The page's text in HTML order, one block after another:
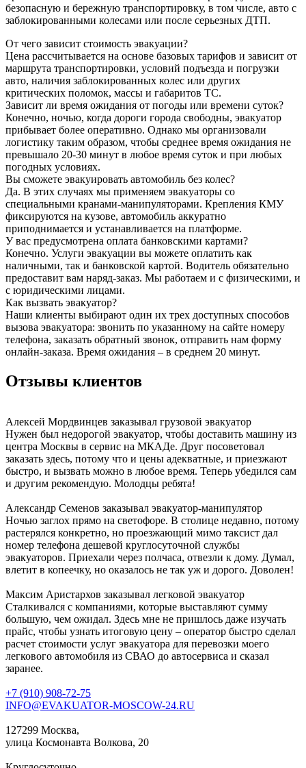
безопасную и бережную транспортировку, в том числе, авто с
заблокированными колесами или после серьезных ДТП.
От чего зависит стоимость эвакуации?
Цена рассчитывается на основе базовых тарифов и зависит от
маршрута транспортировки, условий подъезда и погрузки
авто, наличия заблокированных колес или других
критических поломок, массы и габаритов ТС.
Зависит ли время ожидания от погоды или времени суток?
Конечно, ночью, когда дороги города свободны, эвакуатор
прибывает более оперативно. Однако мы организовали
логистику таким образом, чтобы среднее время ожидания не
превышало 20-30 минут в любое время суток и при любых
погодных условиях.
Вы сможете эвакуировать автомобиль без колес?
Да. В этих случаях мы применяем эвакуаторы со
специальными кранами-манипуляторами. Крепления КМУ
фиксируются на кузове, автомобиль аккуратно
приподнимается и устанавливается на платформе.
У вас предусмотрена оплата банковскими картами?
Конечно. Услуги эвакуации вы можете оплатить как
наличными, так и банковской картой. Водитель обязательно
предоставит вам наряд-заказ. Мы работаем и с физическими, и
с юридическими лицами.
Как вызвать эвакуатор?
Наши клиенты выбирают один их трех доступных способов
вызова эвакуатора: звонить по указанному на сайте номеру
телефона, заказать обратный звонок, отправить нам форму
онлайн-заказа. Время ожидания – в среднем 20 минут.
Отзывы клиентов
Алексей Мордвинцев заказывал грузовой эвакуатор
Нужен был недорогой эвакуатор, чтобы доставить машину из
центра Москвы в сервис на МКАДе. Друг посоветовал
заказать здесь, потому что и цены адекватные, и приезжают
быстро, и вызвать можно в любое время. Теперь убедился сам
и другим рекомендую. Молодцы ребята!
Александр Семенов заказывал эвакуатор-манипулятор
Ночью заглох прямо на светофоре. В столице недавно, потому
растерялся конкретно, но проезжающий мимо таксист дал
номер телефона дешевой круглосуточной службы
эвакуаторов. Приехали через полчаса, отвезли к дому. Думал,
влетит в копеечку, но оказалось не так уж и дорого. Доволен!
Максим Аристархов заказывал легковой эвакуатор
Сталкивался с компаниями, которые выставляют сумму
большую, чем ожидал. Здесь мне не пришлось даже изучать
прайс, чтобы узнать итоговую цену – оператор быстро сделал
расчет стоимости услуг эвакуатора для перевозки моего
легкового автомобиля из СВАО до автосервиса и сказал
заранее.
+7 (910) 908-72-75
INFO@EVAKUATOR-MOSCOW-24.RU
127299 Москва,
улица Космонавта Волкова, 20